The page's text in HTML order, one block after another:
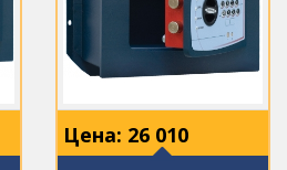
Цена: 26 010